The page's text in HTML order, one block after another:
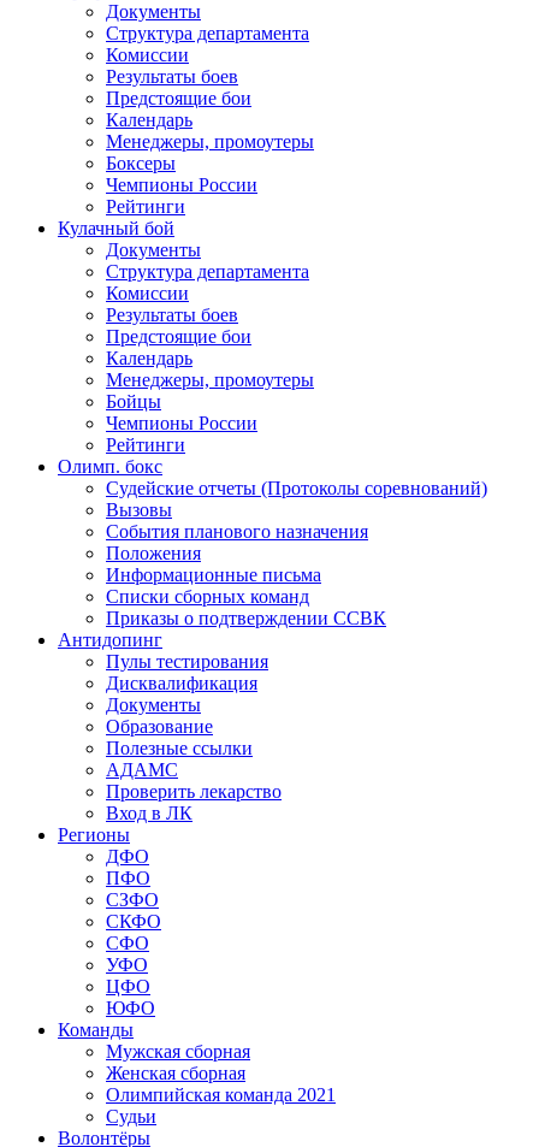
Документы
Структура департамента
Комиссии
Результаты боев
Предстоящие бои
Календарь
Менеджеры, промоутеры
Боксеры
Чемпионы России
Рейтинги
Кулачный бой
Документы
Структура департамента
Комиссии
Результаты боев
Предстоящие бои
Календарь
Менеджеры, промоутеры
Бойцы
Чемпионы России
Рейтинги
Олимп. бокс
Судейские отчеты (Протоколы соревнований)
Вызовы
События планового назначения
Положения
Информационные письма
Списки сборных команд
Приказы о подтверждении ССВК
Антидопинг
Пулы тестирования
Дисквалификация
Документы
Образование
Полезные ссылки
АДАМС
Проверить лекарство
Вход в ЛК
Регионы
ДФО
ПФО
СЗФО
СКФО
СФО
УФО
ЦФО
ЮФО
Команды
Мужская сборная
Женская сборная
Олимпийская команда 2021
Судьи
Волонтёры